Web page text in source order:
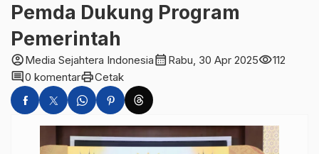
Pemda Dukung Program
Pemerintah
account_circleMedia Sejahtera Indonesiacalendar_month Rabu, 30 Apr 2025visibility112
comment0 komentarprintCetak